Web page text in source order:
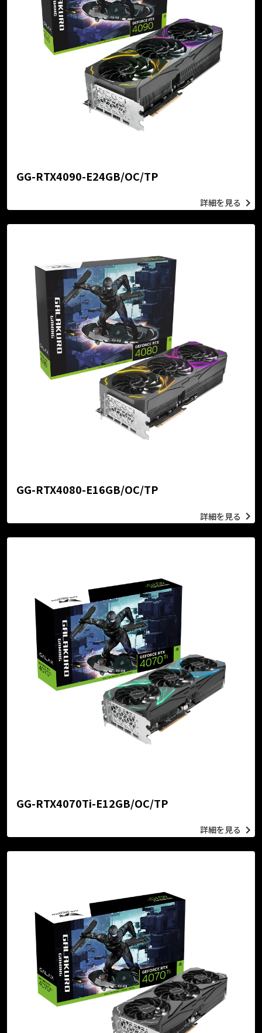
GG-RTX4090-E24GB/OC/TP
詳細を見る
GG-RTX4080-E16GB/OC/TP
詳細を見る
GG-RTX4070Ti-E12GB/OC/TP
詳細を見る